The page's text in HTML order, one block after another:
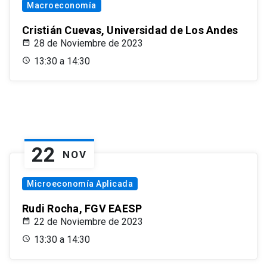
Macroeconomía
Cristián Cuevas, Universidad de Los Andes
28 de Noviembre de 2023
13:30 a 14:30
22 NOV
Microeconomía Aplicada
Rudi Rocha, FGV EAESP
22 de Noviembre de 2023
13:30 a 14:30